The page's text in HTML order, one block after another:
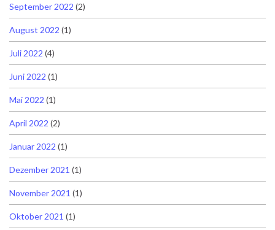
September 2022 (2)
August 2022 (1)
Juli 2022 (4)
Juni 2022 (1)
Mai 2022 (1)
April 2022 (2)
Januar 2022 (1)
Dezember 2021 (1)
November 2021 (1)
Oktober 2021 (1)